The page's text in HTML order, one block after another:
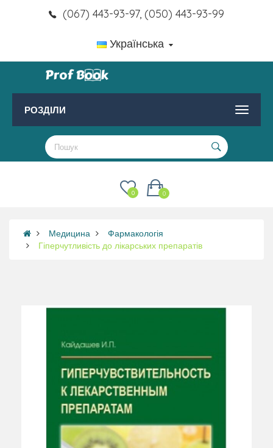
(067) 443-93-97, (050) 443-93-99
Українська
РОЗДІЛИ
0
0
Медицина
Фармакологія
Гіперчутливість до лікарських препаратів